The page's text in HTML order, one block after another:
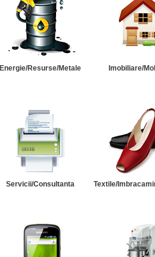
Energie/Resurse/Metale Imobiliare/
Servicii/Consultanta Textile/